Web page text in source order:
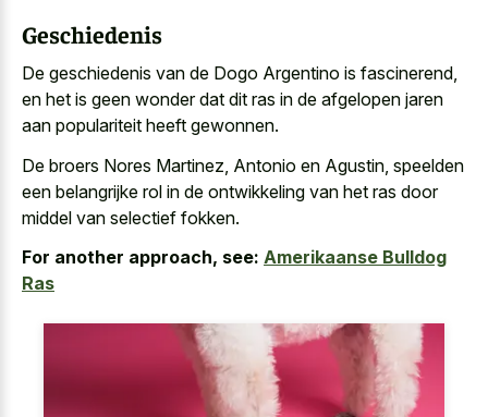
Geschiedenis
De geschiedenis van de Dogo Argentino is fascinerend,
en het is geen wonder dat dit ras in de afgelopen jaren
aan populariteit heeft gewonnen.
De broers Nores Martinez, Antonio en Agustin, speelden
een belangrijke rol in de ontwikkeling van het ras door
middel van selectief fokken.
For another approach, see: Amerikaanse Bulldog
Ras